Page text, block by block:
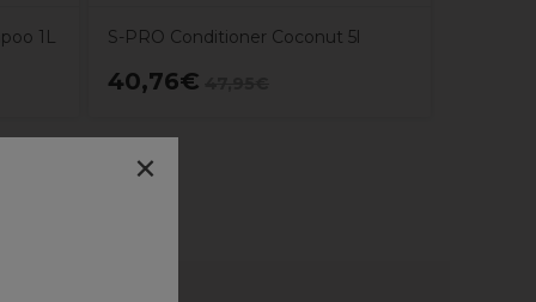
1L S-PRO Conditioner Coconut 5l
40,76€
×